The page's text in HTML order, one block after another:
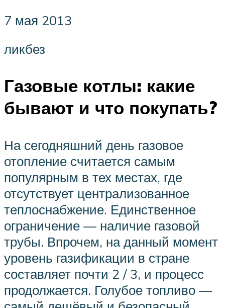
7 мая 2013
ликбез
Газовые котлы: какие
бывают и что покупать?
На сегодняшний день газовое
отопление считается самым
популярным в тех местах, где
отсутствует централизованное
теплоснабжение. Единственное
ограничение — наличие газовой
трубы. Впрочем, на данный момент
уровень газификации в стране
составляет почти 2 / 3, и процесс
продолжается. Голубое топливо —